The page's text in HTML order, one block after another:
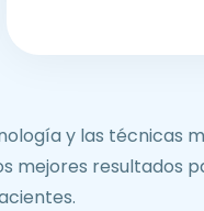
y las técnicas
mejores resultados